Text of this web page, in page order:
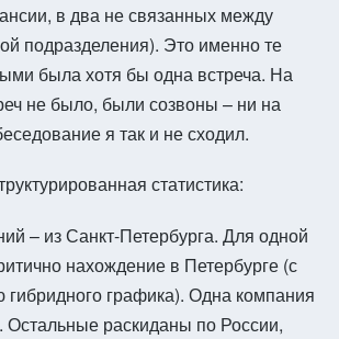
в два не связанных между
подразделения). Это именно те
была хотя бы одна встреча. На
не было, были созвоны – ни на
я так и не сходил.
статистика:
– из Санкт-Петербурга. Для одной
нахождение в Петербурге (с
гибридного графика). Одна компания
раскиданы по России,